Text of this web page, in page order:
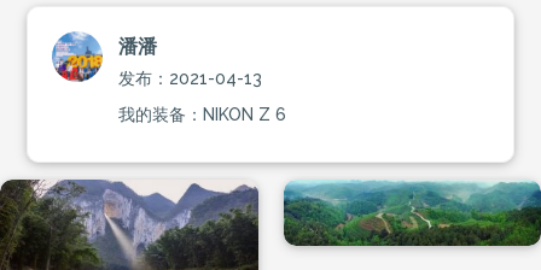
潘潘
发布：2021-04-13
我的装备：NIKON Z 6